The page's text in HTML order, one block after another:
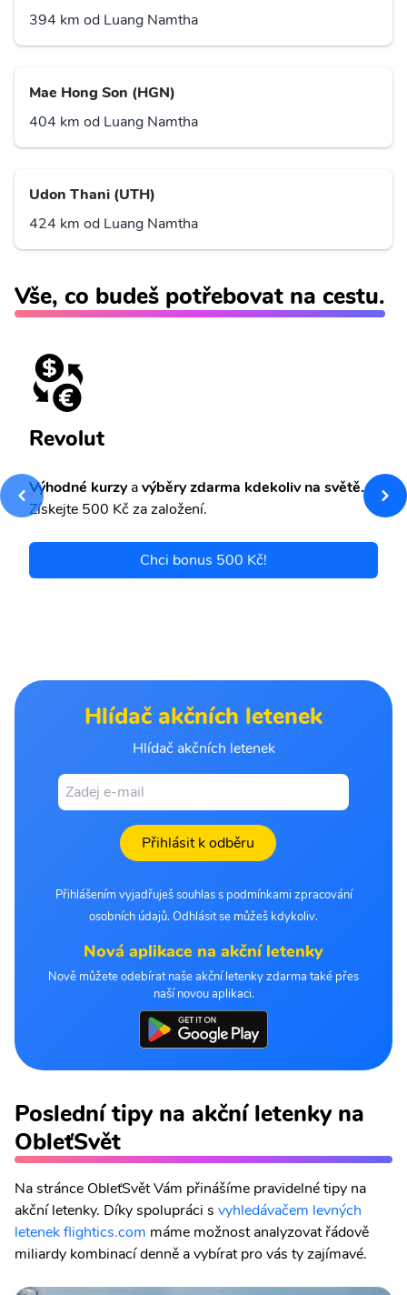
394 km od Luang Namtha
Mae Hong Son (HGN)
404 km od Luang Namtha
Udon Thani (UTH)
424 km od Luang Namtha
Vše, co budeš potřebovat na cestu.
Revolut
Výhodné kurzyavýběry zdarma kdekoliv na světě.
Získejte 500 Kč za založení.
Chci bonus 500 Kč!
Hlídač akčních letenek
Hlídač akčních letenek
Přihlásit k odběru
Přihlášením vyjadřuješ souhlas s podmínkami zpracování
osobních údajů. Odhlásit se můžeš kdykoliv.
Nová aplikace na akční letenky
Nově můžete odebírat naše akční letenky zdarma také přes
naší novou aplikaci.
Poslední tipy na akční letenky na
ObleťSvět
Na stránce ObleťSvět Vám přinášíme pravidelné tipy na
akční letenky. Díky spolupráci s vyhledávačem levných
letenek flightics.com máme možnost analyzovat řádově
miliardy kombinací denně a vybírat pro vás ty zajímavé.